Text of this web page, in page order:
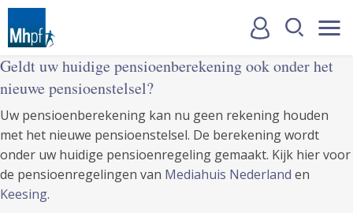
Geldt uw huidige pensioenberekening ook onder het
nieuwe pensioenstelsel?
Uw pensioenberekening kan nu geen rekening houden
met het nieuwe pensioenstelsel. De berekening wordt
onder uw huidige pensioenregeling gemaakt. Kijk hier voor
de pensioenregelingen van Mediahuis Nederland en
Keesing.